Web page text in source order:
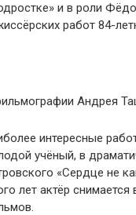
и в роли
работ 84-
Андрея
интересные
учёный, в
«Сердце не
лет актёр